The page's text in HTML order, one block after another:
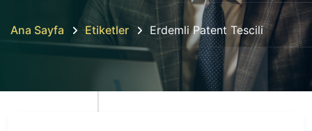
Ana Sayfa Etiketler Erdemli Patent Tescili